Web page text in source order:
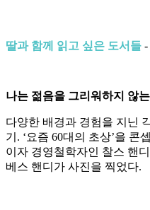
딸과 함께 읽고 싶은 도서들 -
나는 젊음을 그리워하지 않
다양한 배경과 경험을 지닌
기. ‘요즘 60대의 초상’을 콘
이자 경영철학자인 찰스 핸
베스 핸디가 사진을 찍었다.